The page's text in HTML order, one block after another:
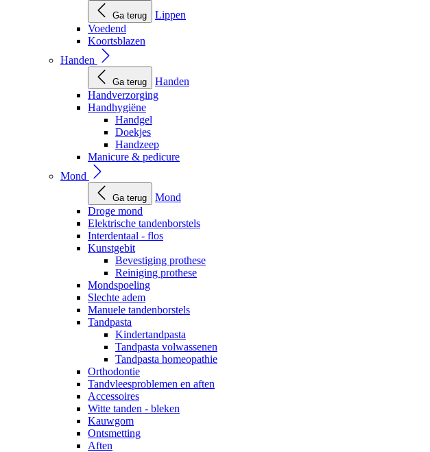
Ga terug
Lippen
Voedend
Koortsblazen
Handen
Ga terug
Handen
Handverzorging
Handhygiëne
Handgel
Doekjes
Handzeep
Manicure & pedicure
Mond
Ga terug
Mond
Droge mond
Elektrische tandenborstels
Interdentaal - flos
Kunstgebit
Bevestiging prothese
Reiniging prothese
Mondspoeling
Slechte adem
Manuele tandenborstels
Tandpasta
Kindertandpasta
Tandpasta volwassenen
Tandpasta homeopathie
Orthodontie
Tandvleesproblemen en aften
Accessoires
Witte tanden - bleken
Kauwgom
Ontsmetting
Aften